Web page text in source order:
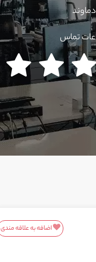
دماوند
تماس
اضافه به علاقه مندی